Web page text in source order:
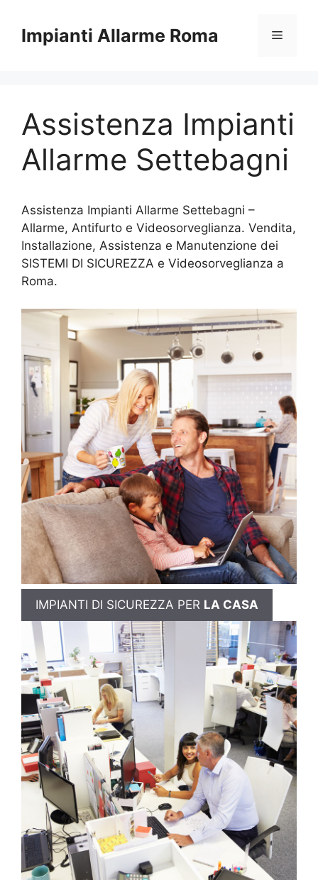
contenuto
Impianti Allarme Roma Menu
Assistenza Impianti
Allarme Settebagni
Assistenza Impianti Allarme Settebagni –
Allarme, Antifurto e Videosorveglianza. Vendita,
Installazione, Assistenza e Manutenzione dei
SISTEMI DI SICUREZZA e Videosorveglianza a
Roma.
IMPIANTI DI SICUREZZA PER LA CASA